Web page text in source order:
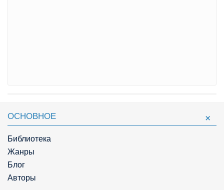
ОСНОВНОЕ
Библиотека
Жанры
Блог
Авторы